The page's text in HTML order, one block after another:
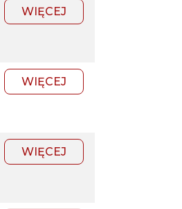
WIĘCEJ
WIĘCEJ
WIĘCEJ